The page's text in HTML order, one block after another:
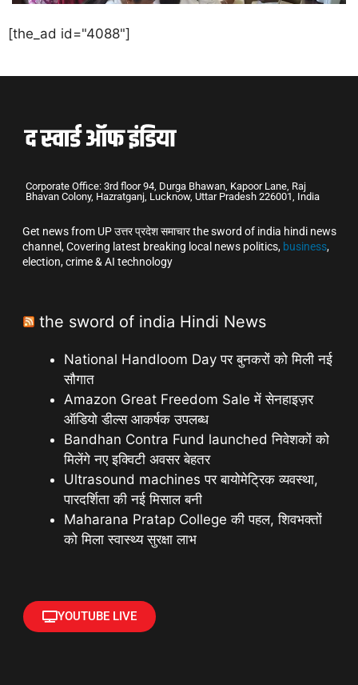
[the_ad id="4088"]
Corporate Office: 3rd floor 94, Durga Bhawan, Kapoor Lane, Raj
Bhavan Colony, Hazratganj, Lucknow, Uttar Pradesh 226001, India
Get news from UP उत्तर प्रदेश समाचार the sword of india hindi news
channel, Covering latest breaking local news politics, business,
election, crime & AI technology
the sword of india Hindi News
National Handloom Day पर बुनकरों को मिली नई
सौगात
Amazon Great Freedom Sale में सेनहाइज़र
ऑडियो डील्स आकर्षक उपलब्ध
Bandhan Contra Fund launched निवेशकों को
मिलेंगे नए इक्विटी अवसर बेहतर
Ultrasound machines पर बायोमेट्रिक व्यवस्था,
पारदर्शिता की नई मिसाल बनी
Maharana Pratap College की पहल, शिवभक्तों
को मिला स्वास्थ्य सुरक्षा लाभ
YOUTUBE LIVE